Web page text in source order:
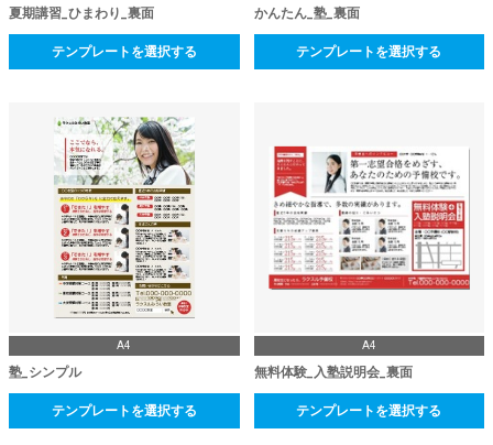
夏期講習_ひまわり_裏面
テンプレートを選択する
かんたん_塾_裏面
テンプレートを選択する
A4
塾_シンプル
テンプレートを選択する
A4
無料体験_入塾説明会_裏面
テンプレートを選択する